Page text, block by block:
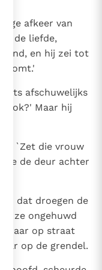
afkeer van
de liefde,
en hij zei tot
iets afschuwelijks
ook?' Maar hij
`Zet die vrouw
de deur achter
- dat droegen de
ze ongehuwd
op straat
op de grendel.